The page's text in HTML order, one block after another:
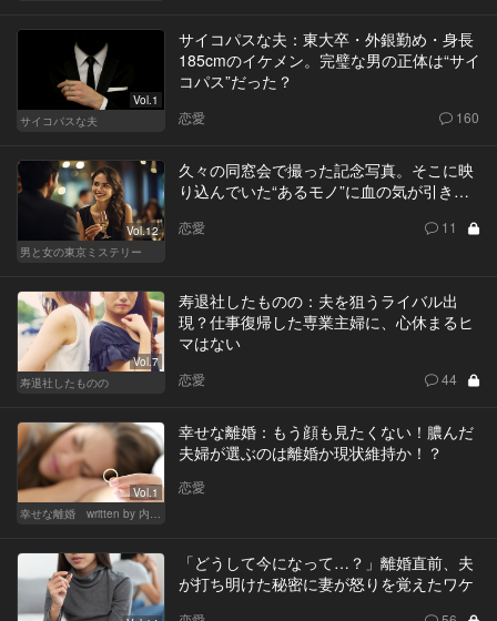
Vol.1
サイコパスな夫
サイコパスな夫：東大卒・外銀勤め・身長
185cmのイケメン。完璧な男の正体は“サイ
コパス”だった？
恋愛 160
Vol.12
男と女の東京ミステリー
久々の同窓会で撮った記念写真。そこに映
り込んでいた“あるモノ”に血の気が引き…
恋愛 11
Vol.7
寿退社したものの
寿退社したものの：夫を狙うライバル出
現？仕事復帰した専業主婦に、心休まるヒ
マはない
恋愛 44
Vol.1
幸せな離婚：もう顔も見たくない！膿んだ
夫婦が選ぶのは離婚か現状維持か！？
恋愛
「どうして今になって…？」離婚直前、夫
が打ち明けた秘密に妻が怒りを覚えたワケ